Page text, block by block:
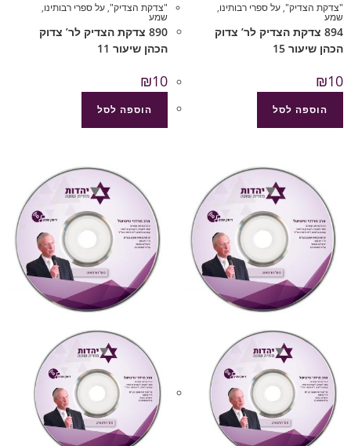
"צדקת הצדיק",על ספרי רבותינו,
שמע
894 צדקת הצדיק לר’ צדוק
הכהן שיעור 15
₪10
הוספה לסל
"צדקת הצדיק",על ספרי רבותינו,
שמע
890 צדקת הצדיק לר’ צדוק
הכהן שיעור 11
₪10
הוספה לסל